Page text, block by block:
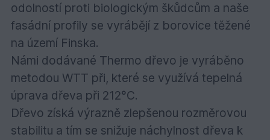
odolností proti biologickým škůdcům a naše
fasádní profily se vyrábějí z borovice těžené
na území Finska.
Námi dodávané Thermo dřevo je vyráběno
metodou WTT při, které se využívá tepelná
úprava dřeva při 212°C.
Dřevo získá výrazně zlepšenou rozměrovou
stabilitu a tím se snižuje náchylnost dřeva k